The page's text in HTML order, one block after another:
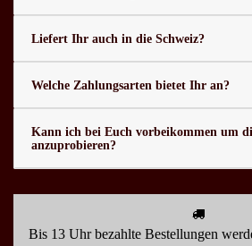
Liefert Ihr auch in die Schweiz?
Welche Zahlungsarten bietet Ihr an?
Kann ich bei Euch vorbeikommen um
anzuprobieren?
Bis 13 Uhr bezahlte Bestellungen